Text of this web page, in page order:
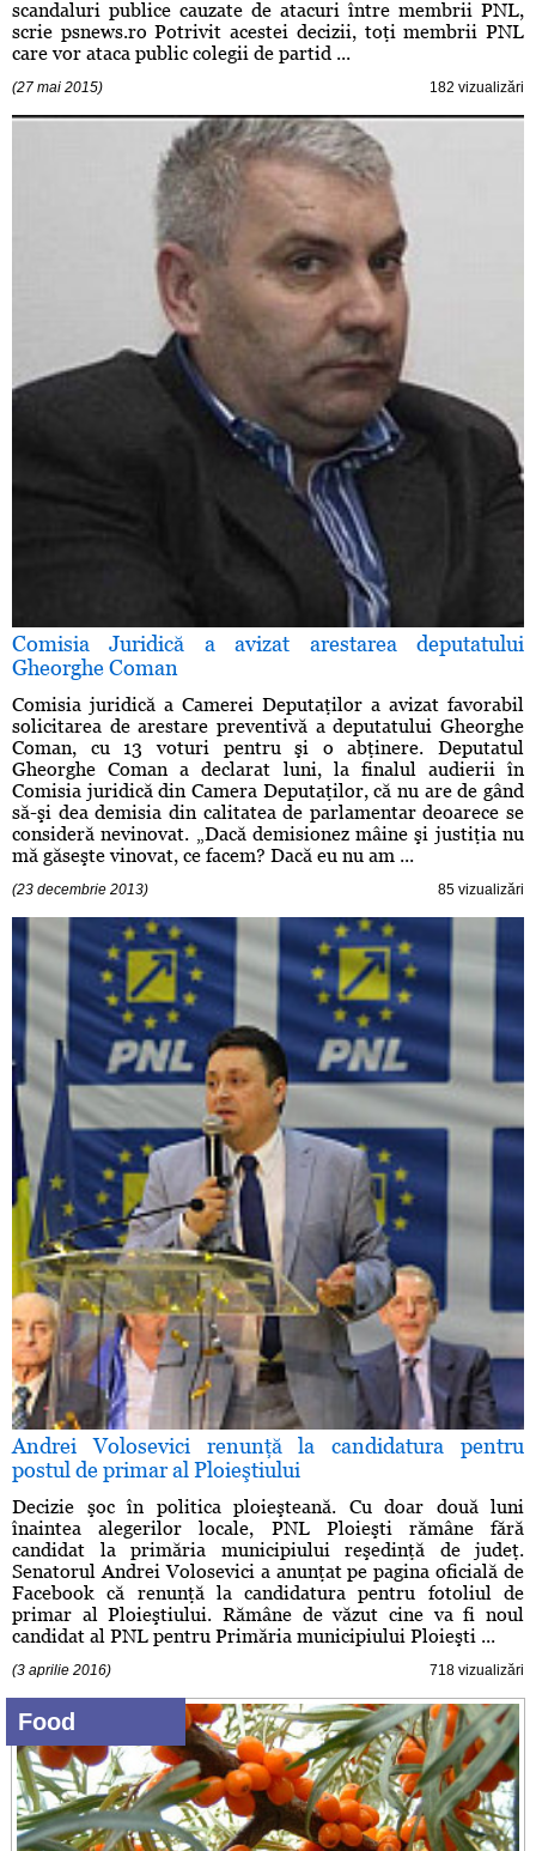
scandaluri publice cauzate de atacuri între membrii PNL,
scrie psnews.ro Potrivit acestei decizii, toţi membrii PNL
care vor ataca public colegii de partid ...
(27 mai 2015) 182 vizualizări
Comisia Juridică a avizat arestarea deputatului
Gheorghe Coman
Comisia juridică a Camerei Deputaţilor a avizat favorabil
solicitarea de arestare preventivă a deputatului Gheorghe
Coman, cu 13 voturi pentru şi o abţinere. Deputatul
Gheorghe Coman a declarat luni, la finalul audierii în
Comisia juridică din Camera Deputaţilor, că nu are de gând
să-şi dea demisia din calitatea de parlamentar deoarece se
consideră nevinovat. „Dacă demisionez mâine şi justiţia nu
mă găseşte vinovat, ce facem? Dacă eu nu am ...
(23 decembrie 2013) 85 vizualizări
Andrei Volosevici renunţă la candidatura pentru
postul de primar al Ploieştiului
Decizie şoc în politica ploieşteană. Cu doar două luni
înaintea alegerilor locale, PNL Ploieşti rămâne fără
candidat la primăria municipiului reşedinţă de judeţ.
Senatorul Andrei Volosevici a anunţat pe pagina oficială de
Facebook că renunţă la candidatura pentru fotoliul de
primar al Ploieştiului. Rămâne de văzut cine va fi noul
candidat al PNL pentru Primăria municipiului Ploieşti ...
(3 aprilie 2016) 718 vizualizări
Food